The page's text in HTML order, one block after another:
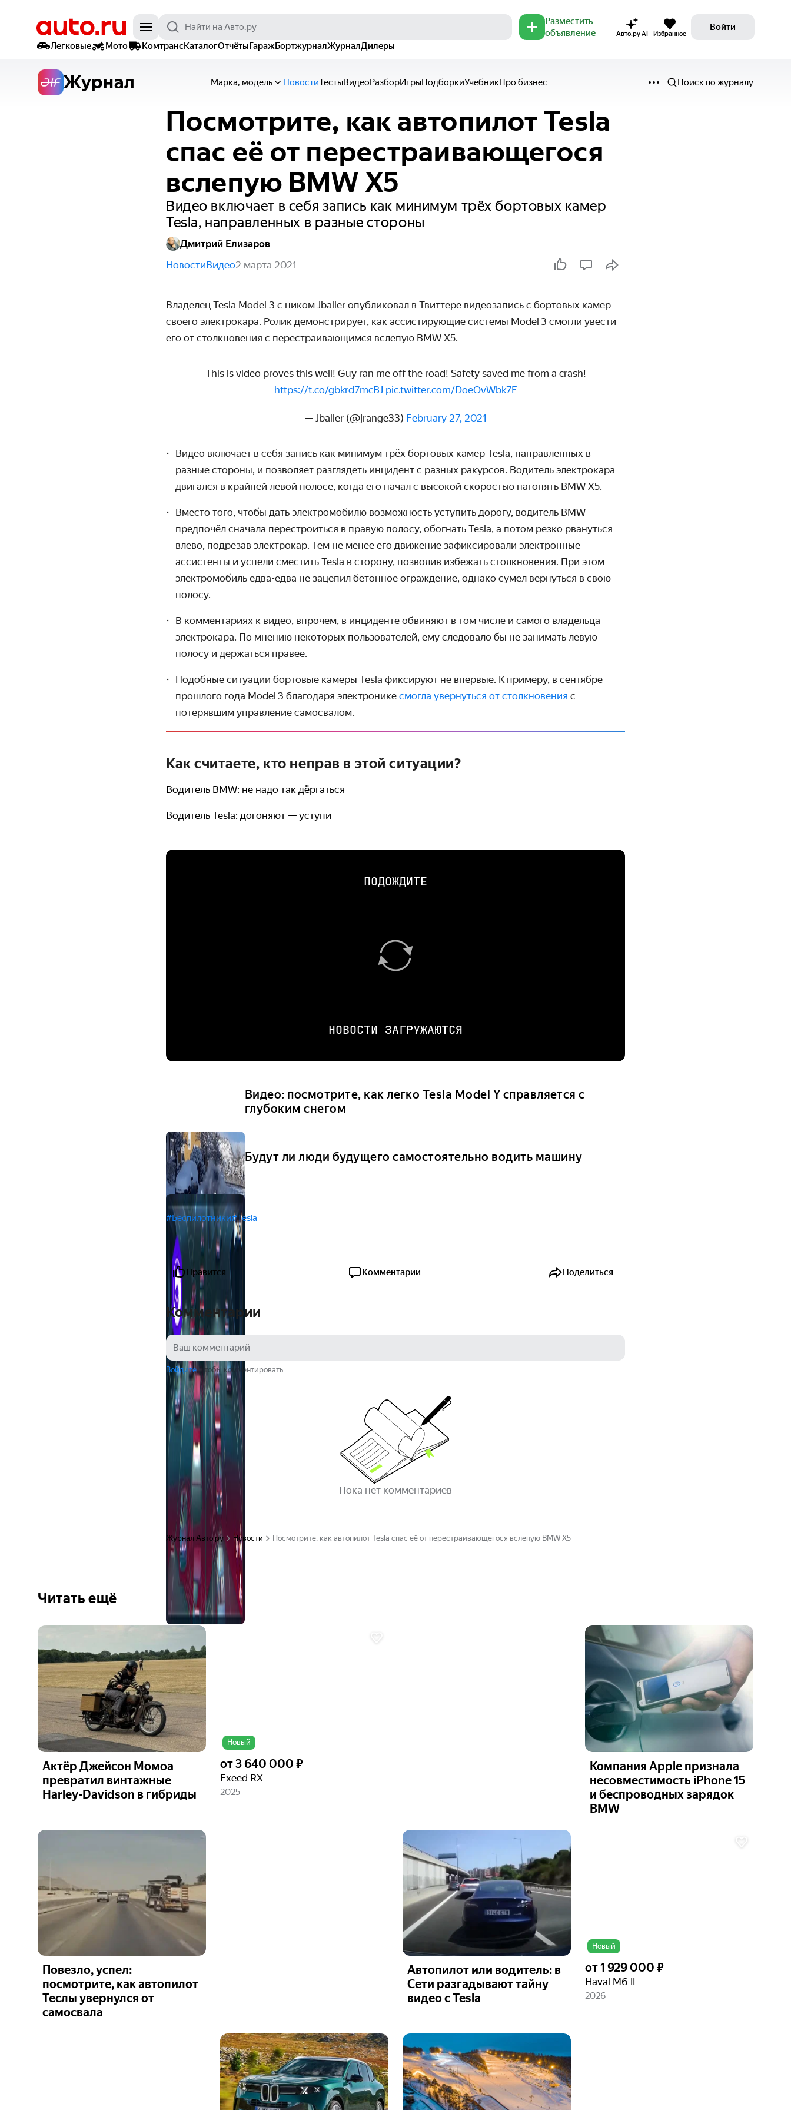
Разместить
объявление
Авто.ру AI Избранное
Войти
Легковые
Мото КомтрансКаталогОтчётыГаражБортжурналЖурналДилеры
Журнал Марка, модель НовостиТестыВидеоРазборИгрыПодборкиУчебникПро бизнес Поиск по журналу
Посмотрите, как автопилот Tesla
спас её от перестраивающегося
вслепую BMW X5
Видео включает в себя запись как минимум трёх бортовых камер
Tesla, направленных в разные стороны
Дмитрий Елизаров
НовостиВидео2 марта 2021
Владелец Tesla Model 3 с ником Jballer опубликовал в Твиттере видео­запись с бортовых камер
своего электрокара. Ролик демонстри­рует, как ассистиру­ющие системы Model 3 смогли увести
его от столкно­вения с пере­страива­ющимся вслепую BMW X5.
This is video proves this well! Guy ran me off the road! Safety saved me from a crash!
https://t.co/gbkrd7mcBJ pic.twitter.com/DoeOvWbk7F
— Jballer (@jrange33) February 27, 2021
Видео включает в себя запись как минимум трёх бортовых камер Tesla, направленных в
разные стороны, и позволяет разглядеть инцидент с разных ракурсов. Водитель электрокара
двигался в крайней левой полосе, когда его начал с высокой скоростью нагонять BMW X5.
Вместо того, чтобы дать электромобилю возмож­ность уступить дорогу, водитель BMW
предпочёл сначала перестроиться в правую полосу, обогнать Tesla, а потом резко рвануться
влево, подрезав электрокар. Тем не менее его движение зафиксиро­вали электронные
ассистенты и успели сместить Tesla в сторону, позволив избежать столкно­вения. При этом
электро­мобиль едва-едва не зацепил бетонное ограждение, однако сумел вернуться в свою
полосу.
В комментариях к видео, впрочем, в инциденте обвиняют в том числе и самого владельца
электрокара. По мнению некоторых пользова­телей, ему следовало бы не занимать левую
полосу и держаться правее.
Подобные ситуации бортовые камеры Tesla фиксируют не впервые. К примеру, в сентябре
прошлого года Model 3 благодаря электронике смогла увернуться от столкновения с
потерявшим управление самосвалом.
Как считаете, кто неправ в этой ситуации?
Водитель BMW: не надо так дёргаться
Водитель Tesla: догоняют — уступи
ПОДОЖДИТЕ
НОВОСТИ ЗАГРУЖАЮТСЯ
Видео: посмотрите, как легко Tesla Model Y справляется с
глубоким снегом
Будут ли люди будущего самостоятельно водить машину
#Беспилотники#Tesla
Нравится Комментарии Поделиться
Комментарии
Войдите, чтобы комментировать
Пока нет комментариев
Журнал Авто.ру Новости Посмотрите, как автопилот Tesla спас её от перестраивающегося вслепую BMW X5
Читать ещё
Актёр Джейсон Момоа
превратил винтажные
Harley-Davidson в гибриды
Новый
от3 640 000 ₽
Exeed RX
2025
Компания Apple признала
несовместимость iPhone 15
и беспроводных зарядок
BMW
Повезло, успел:
посмотрите, как автопилот
Теслы увернулся от
самосвала
Автопилот или водитель: в
Сети разгадывают тайну
видео с Tesla
Новый
от1 929 000 ₽
Haval M6 II
2026